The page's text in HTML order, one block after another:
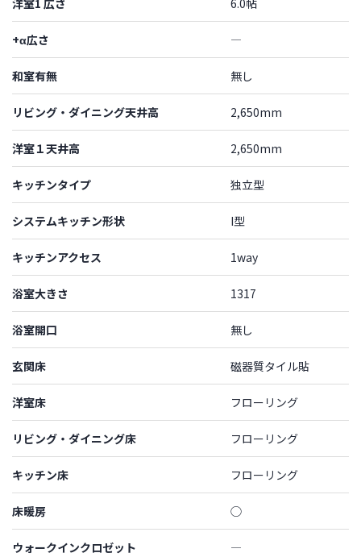
洋室1 広さ 6.0帖
+α広さ ―
和室有無 無し
リビング・ダイニング天井高 2,650mm
洋室１天井高 2,650mm
キッチンタイプ 独立型
システムキッチン形状 I型
キッチンアクセス 1way
浴室大きさ 1317
浴室開口 無し
玄関床 磁器質タイル貼
洋室床 フローリング
リビング・ダイニング床 フローリング
キッチン床 フローリング
床暖房 ◯
ウォークインクロゼット ―